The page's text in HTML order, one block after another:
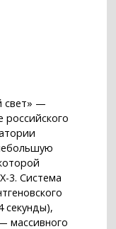
свет» —
российского
3. Система
секунды),
массивного